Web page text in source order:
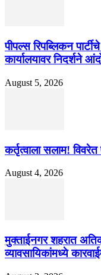
पीपल्स रिपब्लिकन
कार्यालयावर निदर्शने
August 5, 2026
कर्तृत्वाला सलाम!
August 4, 2026
मुक्ताईनगर शहरात
व्यावसायिकांमध्ये